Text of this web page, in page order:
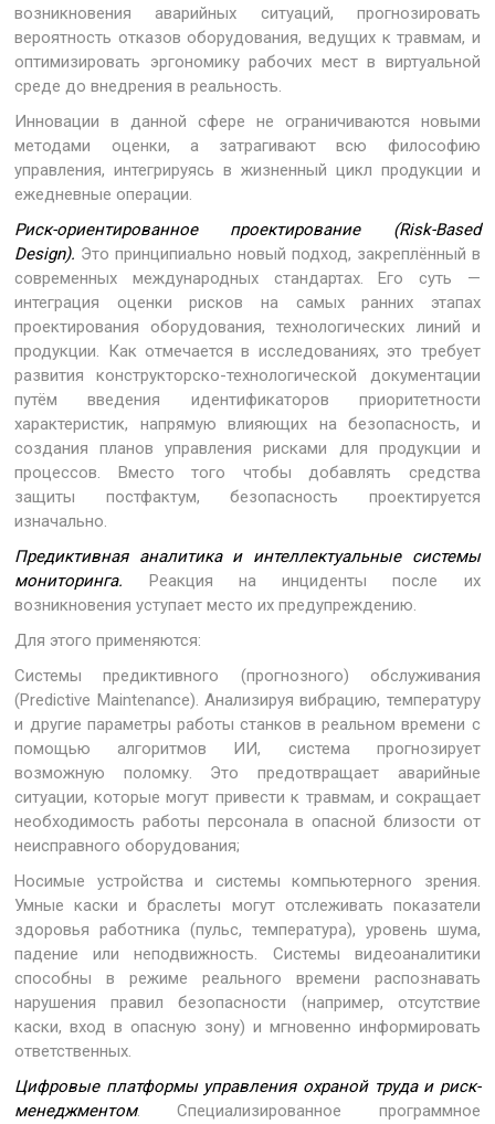
возникновения аварийных ситуаций, прогнозировать
вероятность отказов оборудования, ведущих к травмам, и
оптимизировать эргономику рабочих мест в виртуальной
среде до внедрения в реальность.
Инновации в данной сфере не ограничиваются новыми
методами оценки, а затрагивают всю философию
управления, интегрируясь в жизненный цикл продукции и
ежедневные операции.
Риск-ориентированное проектирование (Risk-Based
Design). Это принципиально новый подход, закреплённый в
современных международных стандартах. Его суть —
интеграция оценки рисков на самых ранних этапах
проектирования оборудования, технологических линий и
продукции. Как отмечается в исследованиях, это требует
развития конструкторско-технологической документации
путём введения идентификаторов приоритетности
характеристик, напрямую влияющих на безопасность, и
создания планов управления рисками для продукции и
процессов. Вместо того чтобы добавлять средства
защиты постфактум, безопасность проектируется
изначально.
Предиктивная аналитика и интеллектуальные системы
мониторинга. Реакция на инциденты после их
возникновения уступает место их предупреждению.
Для этого применяются:
Системы предиктивного (прогнозного) обслуживания
(Predictive Maintenance). Анализируя вибрацию, температуру
и другие параметры работы станков в реальном времени с
помощью алгоритмов ИИ, система прогнозирует
возможную поломку. Это предотвращает аварийные
ситуации, которые могут привести к травмам, и сокращает
необходимость работы персонала в опасной близости от
неисправного оборудования;
Носимые устройства и системы компьютерного зрения.
Умные каски и браслеты могут отслеживать показатели
здоровья работника (пульс, температура), уровень шума,
падение или неподвижность. Системы видеоаналитики
способны в режиме реального времени распознавать
нарушения правил безопасности (например, отсутствие
каски, вход в опасную зону) и мгновенно информировать
ответственных.
Цифровые платформы управления охраной труда и риск-
менеджментом. Специализированное программное